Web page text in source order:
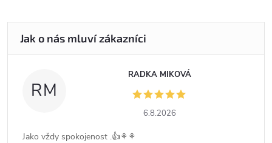
RM
RADKA MIKOVÁ
6.8.2026
Jako vždy spokojenost .👍⚘️⚘️